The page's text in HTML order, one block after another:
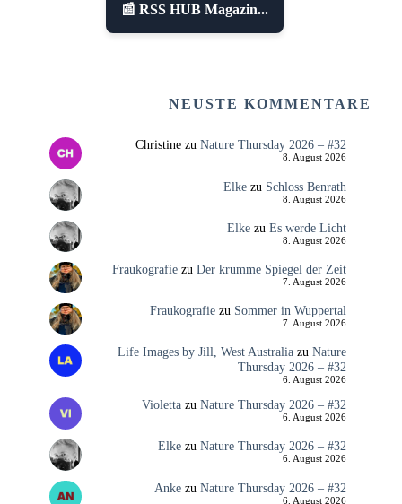
📰 RSS HUB Magazin...
NEUSTE KOMMENTARE
Christinezu Nature Thursday 2026 – #32
8. August 2026
Elkezu Schloss Benrath
8. August 2026
Elkezu Es werde Licht
8. August 2026
Fraukografiezu Der krumme Spiegel der Zeit
7. August 2026
Fraukografiezu Sommer in Wuppertal
7. August 2026
Life Images by Jill, West Australiazu Nature
Thursday 2026 – #32
6. August 2026
Violettazu Nature Thursday 2026 – #32
6. August 2026
Elkezu Nature Thursday 2026 – #32
6. August 2026
Ankezu Nature Thursday 2026 – #32
6. August 2026